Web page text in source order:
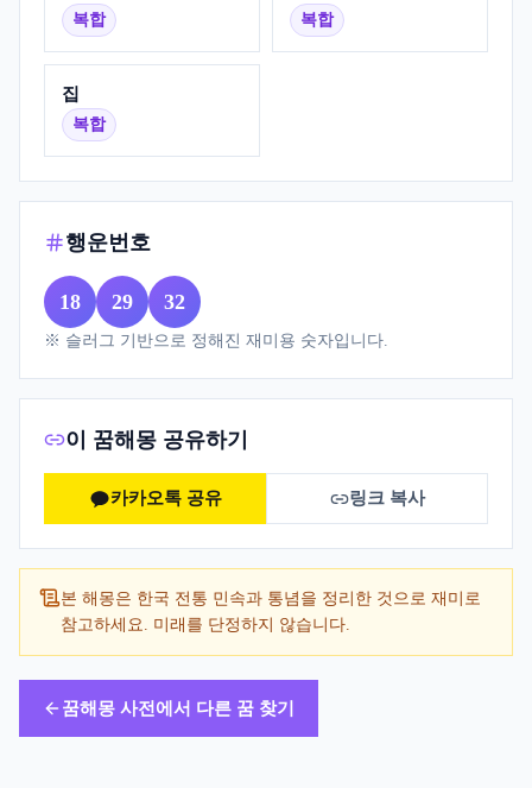
복합 복합
집
복합
행운번호
18 29 32
※ 슬러그 기반으로 정해진 재미용 숫자입니다.
이 꿈해몽 공유하기
카카오톡 공유 링크 복사
본 해몽은 한국 전통 민속과 통념을 정리한 것으로 재미로
참고하세요. 미래를 단정하지 않습니다.
꿈해몽 사전에서 다른 꿈 찾기